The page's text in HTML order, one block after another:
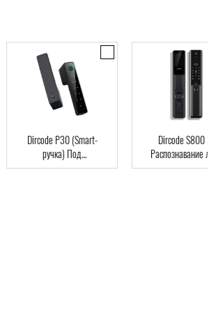
Dircode P30 (Smart-
ручка) Под
межкомнатные двери,
Dircode S800 3D
Распознавание
код, карта,